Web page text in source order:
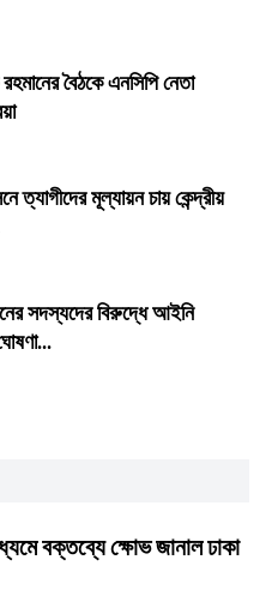
বৈঠকে এনসিপি নেতা
ত্যাগীদের মূল্যায়ন চায় কেন্দ্রীয়
সদস্যদের বিরুদ্ধে আইনি
বক্তব্যে ক্ষোভ জানাল ঢাকা